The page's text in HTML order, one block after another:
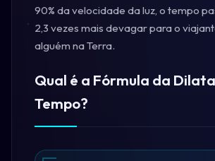
90% da velocidade da luz, o tempo
2,3 vezes mais devagar para o
alguém na Terra.
Qual é a Fórmula da
Tempo?